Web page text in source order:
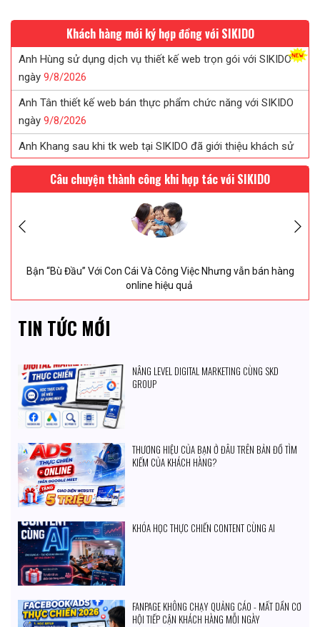
Khách hàng mới ký hợp đồng với SIKIDO
Anh Tân thiết kế web bán thực phẩm chức năng với SIKIDO
ngày 9/8/2026
Anh Khang sau khi tk web tại SIKIDO đã giới thiệu khách sử
dụng9/8/2026
Chị Tuyết đã tin tưởng ký web in ấn sau khi được SIKIDO tư
vấn...9/8/2026
Chị Uyên thiết kế web saloc tóc tại SIKIDO ngày9/8/2026
Câu chuyện thành công khi hợp tác với SIKIDO
Công Việc Nhưng vẫn bán hàng
2 Tháng 27 Ngày Vượt
TIN TỨC MỚI
NÂNG LEVEL DIGITAL MARKETING CÙNG SKD
GROUP
THƯƠNG HIỆU CỦA BẠN Ở ĐÂU TRÊN BẢN ĐỒ TÌM
KIẾM CỦA KHÁCH HÀNG?
KHÓA HỌC THỰC CHIẾN CONTENT CÙNG AI
FANPAGE KHÔNG CHẠY QUẢNG CÁO - MẤT DẦN CƠ
HỘI TIẾP CẬN KHÁCH HÀNG MỖI NGÀY